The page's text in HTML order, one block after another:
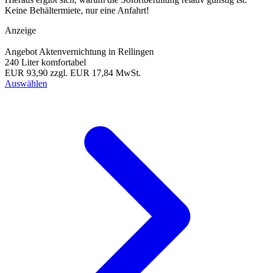
Keine Behältermiete, nur eine Anfahrt!
Anzeige
Angebot Aktenvernichtung in Rellingen
240 Liter komfortabel
EUR 93,90 zzgl. EUR 17,84 MwSt.
Auswählen